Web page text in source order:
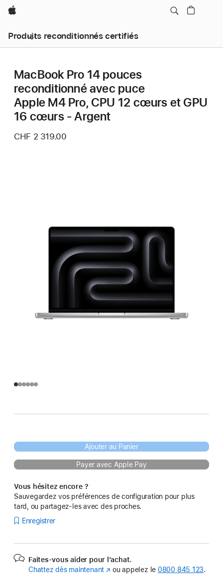
Apple
Produits reconditionnés certifiés
MacBook Pro 14 pouces
reconditionné avec puce
Apple M4 Pro, CPU 12 cœurs et GPU
16 cœurs - Argent
CHF 2 319.00
Ajouter au Panier
Payer avec Apple Pay
Vous hésitez encore ?
Sauvegardez vos préférences de configuration pour plus
tard, ou partagez-les avec des proches.
Enregistrer
Faites-vous aider pour l’achat.
Chattez dès maintenant (s’ouvre
ou appelez le 0800 845 123.